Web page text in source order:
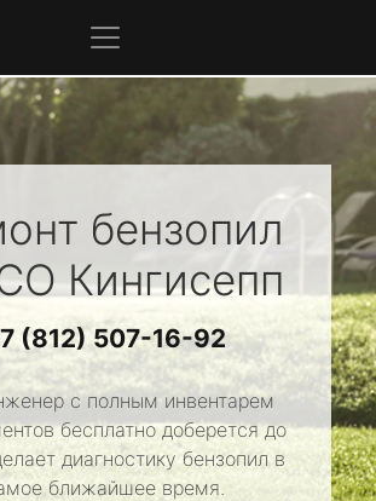
бензопил
Кингисепп
(812) 507-16-92
с полным инвентарем
бесплатно доберется до
диагностику бензопил в
ближайшее время.